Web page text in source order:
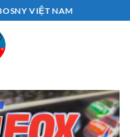
VIỆT NAM